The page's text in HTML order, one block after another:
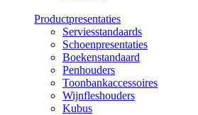
Productpresentaties
Serviesstandaards
Schoenpresentaties
Boekenstandaard
Penhouders
Toonbankaccessoires
Wijnfleshouders
Kubus